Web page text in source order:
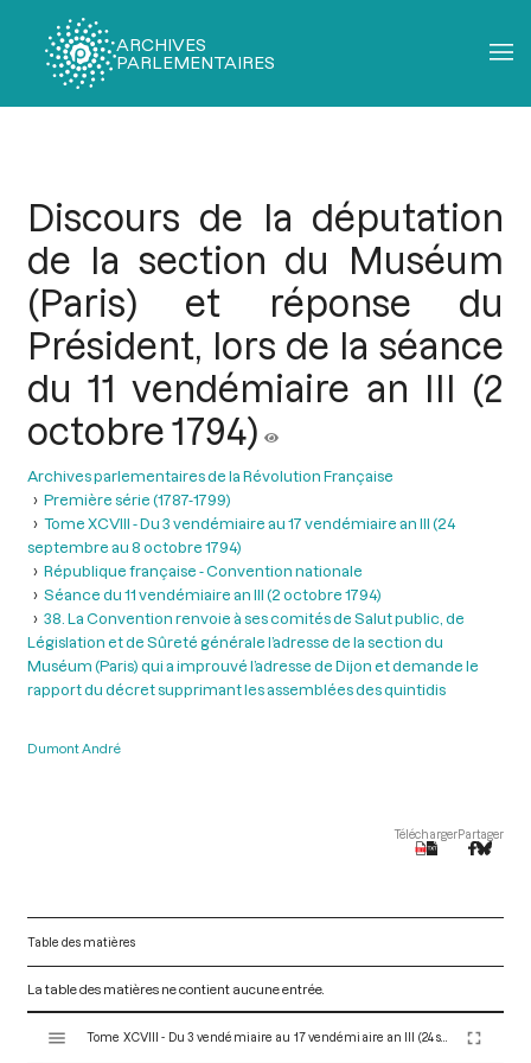
ARCHIVES
PARLEMENTAIRES
Discours de la députation
de la section du Muséum
(Paris) et réponse du
Président, lors de la séance
du 11 vendémiaire an III (2
octobre 1794)
Archives parlementaires de la Révolution Française
Première série (1787-1799)
Tome XCVIII - Du 3 vendémiaire au 17 vendémiaire an III (24
septembre au 8 octobre 1794)
République française - Convention nationale
Séance du 11 vendémiaire an III (2 octobre 1794)
38. La Convention renvoie à ses comités de Salut public, de
Législation et de Sûreté générale l’adresse de la section du
Muséum (Paris) qui a improuvé l’adresse de Dijon et demande le
rapport du décret supprimant les assemblées des quintidis
Dumont André
TéléchargerPartager
Table des matières
La table des matières ne contient aucune entrée.